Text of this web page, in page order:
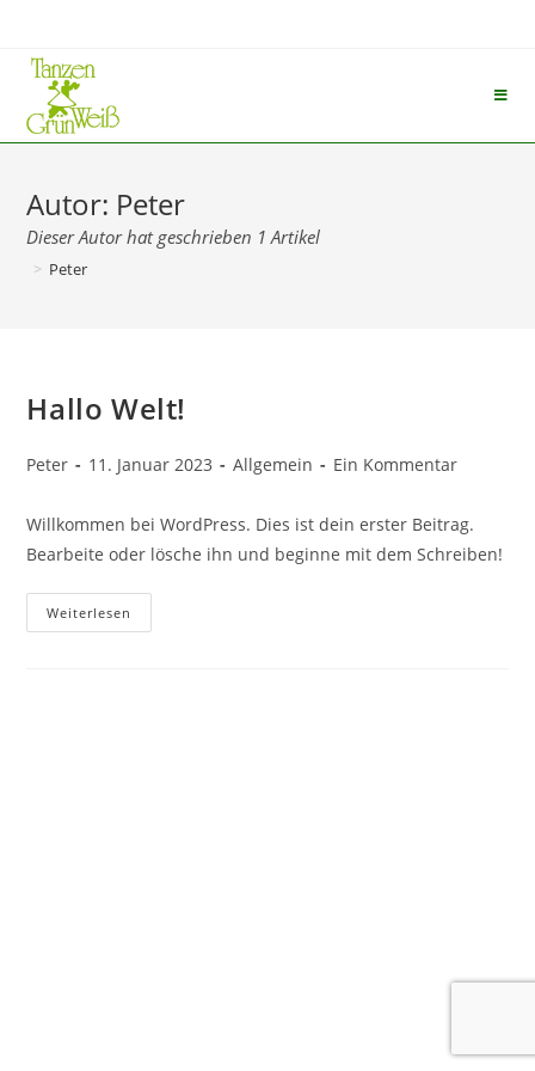
springen
Autor: Peter
Dieser Autor hat geschrieben 1 Artikel
> Peter
Hallo Welt!
Beitrags-
Peter
Beitrag
11. Januar 2023
Beitrags-
Allgemein
Beitrags-
Ein Kommentar
Willkommen bei WordPress. Dies ist dein erster Beitrag.
Bearbeite oder lösche ihn und beginne mit dem Schreiben!
Weiterlesen
Welt!